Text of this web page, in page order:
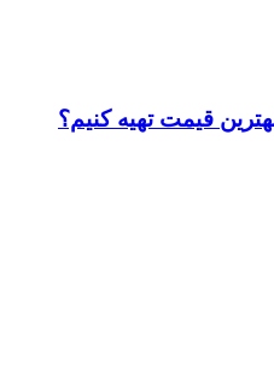
قیمت تهیه کنیم؟